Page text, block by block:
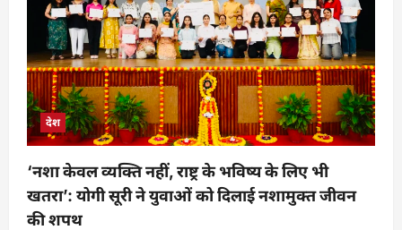
देश
‘नशा केवल व्यक्ति नहीं, राष्ट्र के भविष्य के लिए भी
खतरा’: योगी सूरी ने युवाओं को दिलाई नशामुक्त जीवन
की शपथ